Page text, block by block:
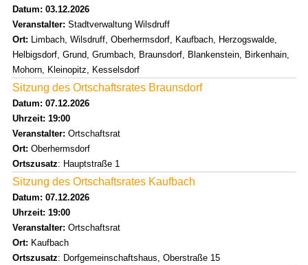
Datum: 03.12.2026
Veranstalter: Stadtverwaltung Wilsdruff
Ort: Limbach, Wilsdruff, Oberhermsdorf, Kaufbach, Herzogswalde,
Helbigsdorf, Grund, Grumbach, Braunsdorf, Blankenstein, Birkenhain,
Mohorn, Kleinopitz, Kesselsdorf
Sitzung des Ortschaftsrates Braunsdorf
Datum: 07.12.2026
Uhrzeit: 19:00
Veranstalter: Ortschaftsrat
Ort: Oberhermsdorf
Ortszusatz: Hauptstraße 1
Sitzung des Ortschaftsrates Kaufbach
Datum: 07.12.2026
Uhrzeit: 19:00
Veranstalter: Ortschaftsrat
Ort: Kaufbach
Ortszusatz: Dorfgemeinschaftshaus, Oberstraße 15